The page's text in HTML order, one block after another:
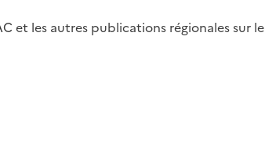
et les autres publications régionales sur le